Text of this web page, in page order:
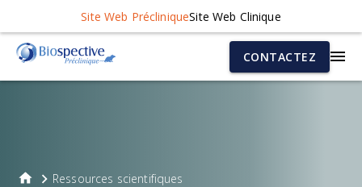
Site Web PrécliniqueSite Web Clinique
CONTACTEZ
Ressources scientifiques